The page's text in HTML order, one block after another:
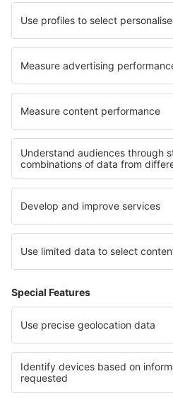
North Ronaldsay (NRL)
Norwich Intl Airport (NWI)
Papa Westray (PPW)
Heliport Penzance (PZE)
Glasgow
Scilly St Mary's (ISC)
Londýn
Lerwick
Swansea Airport (SWS)
Teesside (MME)